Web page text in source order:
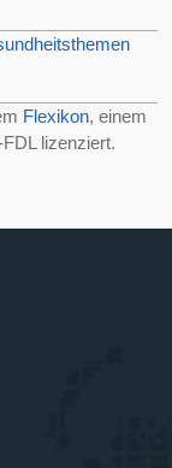
Flexikon, einem
lizenziert.